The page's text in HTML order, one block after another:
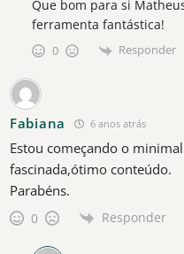
Que bom para si
ferramenta fantástica!
0 Responder
Fabiana 6 anos atrás
Estou começando o
fascinada,ótimo conteúdo.
Parabéns.
0 Responder